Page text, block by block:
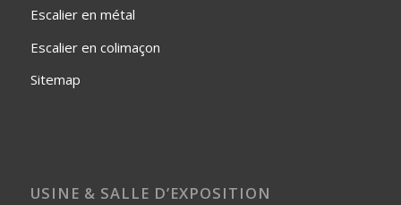
Escalier en métal
Escalier en colimaçon
Sitemap
USINE & SALLE D’EXPOSITION